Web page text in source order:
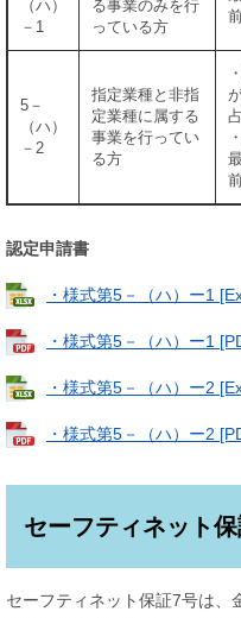
（ハ）
－1
る事業のみを行
っている方
5－
（ハ）
－2
指定業種と非指
定業種に属する
事業を行ってい
る方
認定申請書
・様式第5－（ハ）ー1
・様式第5－（ハ）ー1
・様式第5－（ハ）ー2
・様式第5－（ハ）ー2
セーフティネット
セーフティネット保証7号は、